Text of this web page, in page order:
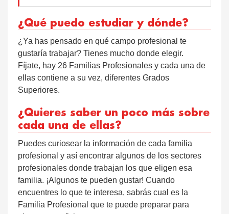
¿Qué puedo estudiar y dónde?
¿Ya has pensado en qué campo profesional te
gustaría trabajar? Tienes mucho donde elegir.
Fíjate, hay 26 Familias Profesionales y cada una de
ellas contiene a su vez, diferentes Grados
Superiores.
¿Quieres saber un poco más sobre
cada una de ellas?
Puedes curiosear la información de cada familia
profesional y así encontrar algunos de los sectores
profesionales donde trabajan los que eligen esa
familia. ¡Algunos te pueden gustar! Cuando
encuentres lo que te interesa, sabrás cual es la
Familia Profesional que te puede preparar para